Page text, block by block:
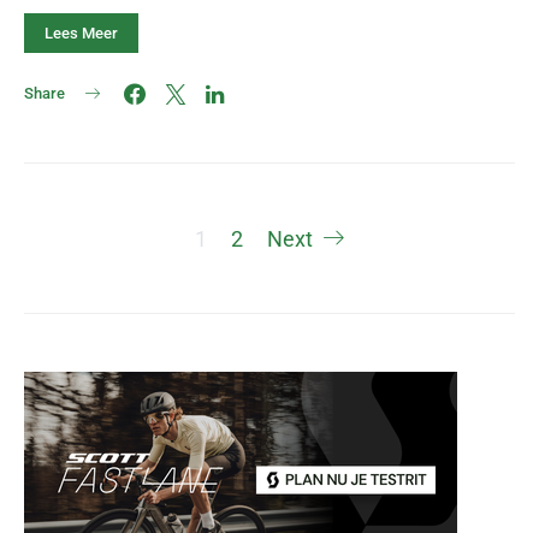
Lees Meer
Share
Berichten
1 2 Next